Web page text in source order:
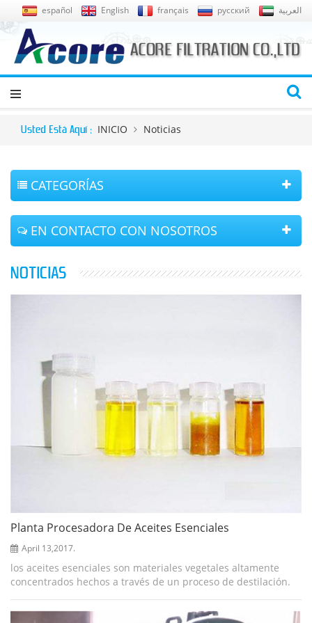
español English français русский العربية
Usted Está Aquí : INICIO Noticias
CATEGORÍAS
EN CONTACTO CON NOSOTROS
NOTICIAS
Planta Procesadora De Aceites Esenciales
April 13,2017.
los aceites esenciales son materiales vegetales altamente
concentrados hechos a través de un proceso de destilación.
diluirse antes de agregarse a...